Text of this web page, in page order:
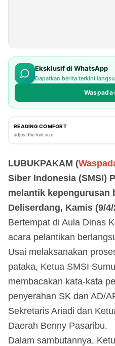
Eksklusif di WhatsApp
Dapatkan berita terkini
READING COMFORT
adjust the font size
LUBUKPAKAM (
Siber Indonesia (SMSI)
melantik kepengurusan
Deliserdang, Kamis (9/4/
Bertempat di Aula Dinas
acara pelantikan
Usai melaksanakan
pataka, Ketua SMSI
membacakan kata-kata
penyerahan SK dan AD/
Sekretaris Ariadi dan
Daerah Benny Pasaribu.
Dalam sambutannya,